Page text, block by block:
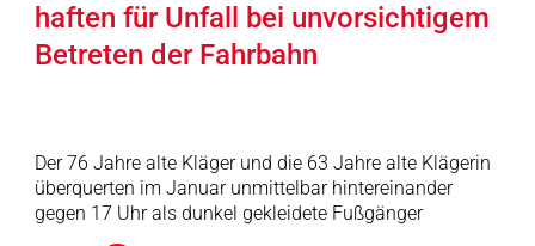
haften für Unfall bei unvorsichtigem
Betreten der Fahrbahn
Der 76 Jahre alte Kläger und die 63 Jahre alte Klägerin
überquerten im Januar unmittelbar hintereinander
gegen 17 Uhr als dunkel gekleidete Fußgänger